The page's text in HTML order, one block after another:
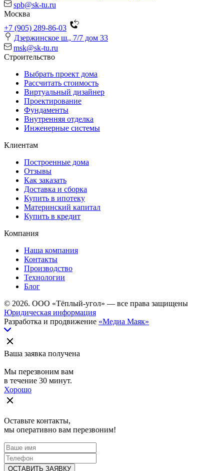
spb@sk-tu.ru
Москва
+7 (905) 289-86-03
Дзержинское ш., 7/7 дом 33
msk@sk-tu.ru
Строительство
Выбрать проект дома
Рассчитать стоимость
Виртуальный дизайнер
Проектирование
Фундаменты
Внутренняя отделка
Инженерные системы
Клиентам
Построенные дома
Отзывы
Как заказать
Доставка и сборка
Купить в ипотеку
Материнский капитал
Купить в кредит
Компания
Наша компания
Контакты
Производство
Технологии
Блог
© 2026. ООО «Тёплый-угол» — все права защищены
Юридическая информация
Разработка и продвижение «Медиа Маяк»
Ваша заявка получена
Мы перезвоним вам
в течение 30 минут.
Хорошо
Оставьте контакты,
мы оперативно вам перезвоним!
ОСТАВИТЬ ЗАЯВКУ